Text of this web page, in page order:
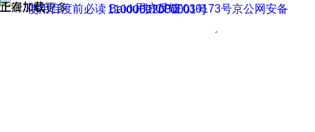
正在加载
上滑加载更多 用户反馈
使用百度前必读 Baidu 京ICP证030173号
京公网安备11000002000001号